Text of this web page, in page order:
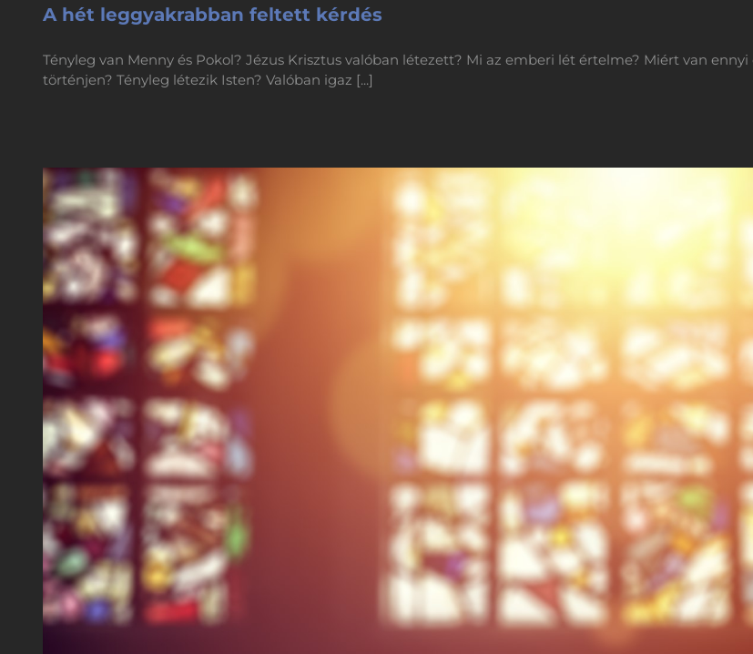
A hét leggyakrabban feltett kérdés
Tényleg van Menny és Pokol? Jézus Krisztus valóban létezett? Mi az emberi lét értelme? Miért van
történjen? Tényleg létezik Isten? Valóban igaz [...]